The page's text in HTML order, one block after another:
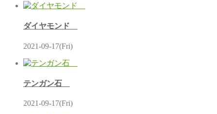
ダイヤモンド
2021-09-17(Fri)
テンガン石
2021-09-17(Fri)